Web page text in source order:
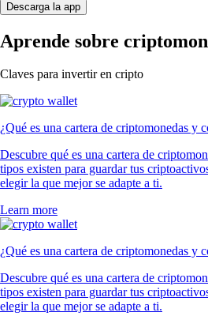
Descarga la app
Aprende sobre
Claves para invertir en cripto
¿Qué es una cartera de criptomonedas y
Descubre qué es una cartera de
tipos existen para guardar tus
elegir la que mejor se adapte a ti.
Learn more
¿Qué es una cartera de criptomonedas y
Descubre qué es una cartera de
tipos existen para guardar tus
elegir la que mejor se adapte a ti.